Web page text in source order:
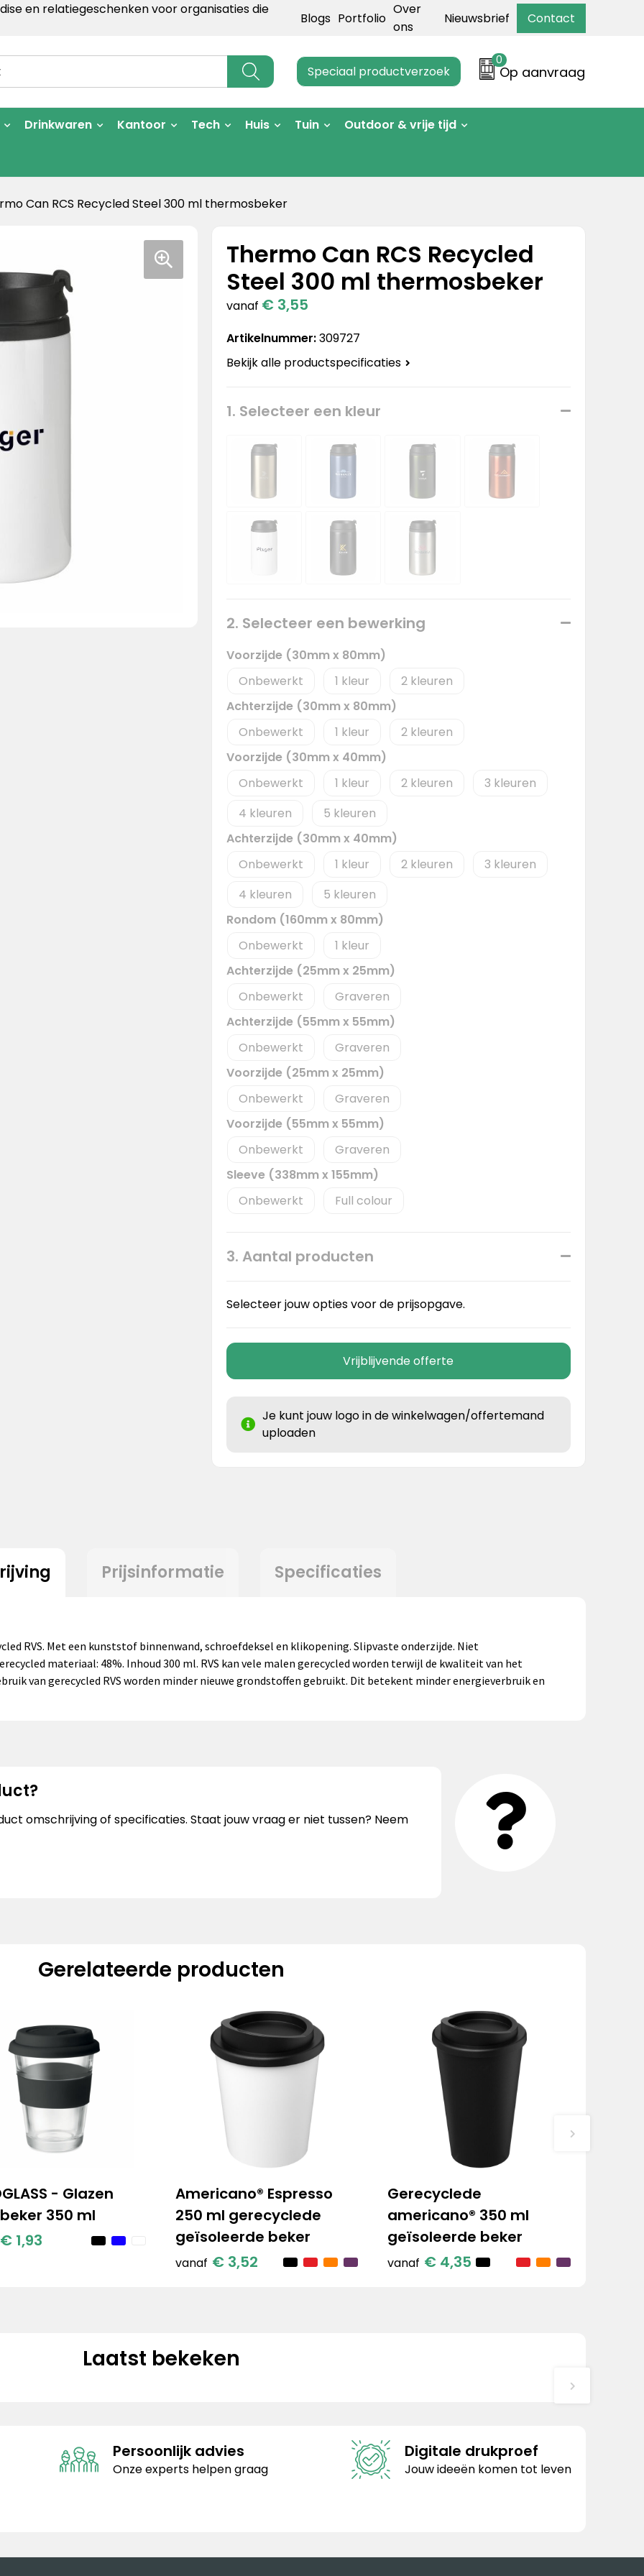
en relatiegeschenken voor organisaties die
Blogs Portfolio
Over
ons
Nieuwsbrief Contact
Speciaal productverzoek
0
Op aanvraag
Drinkwaren Kantoor Tech Huis Tuin Outdoor & vrije tijd
Can RCS Recycled Steel 300 ml thermosbeker
Thermo Can RCS Recycled
Steel 300 ml thermosbeker
vanaf € 3,55
Artikelnummer:309727
Bekijk alle productspecificaties
1. Selecteer een kleur
2. Selecteer een bewerking
Voorzijde (30mm x 80mm)
Onbewerkt
1
2
Achterzijde (30mm x 80mm)
Onbewerkt
1
2
Voorzijde (30mm x 40mm)
Onbewerkt
1 2
3
4
5
Achterzijde (30mm x 40mm)
Onbewerkt
1 2
3
4
5
Rondom (160mm x 80mm)
Onbewerkt
1
Achterzijde (25mm x 25mm)
Onbewerkt
Graveren
Achterzijde (55mm x 55mm)
Onbewerkt
Graveren
Voorzijde (25mm x 25mm)
Onbewerkt
Graveren
Voorzijde (55mm x 55mm)
Onbewerkt
Graveren
Sleeve (338mm x 155mm)
Onbewerkt
Full colour
3. Aantal producten
Selecteer jouw opties voor de prijsopgave.
Vrijblijvende offerte
Je kunt jouw logo in de winkelwagen/offertemand
uploaden
Prijsinformatie Specificaties
RVS. Met een kunststof binnenwand, schroefdeksel en klikopening. Slipvaste onderzijde. Niet
materiaal: 48%. Inhoud 300 ml. RVS kan vele malen gerecycled worden terwijl de kwaliteit van het
van gerecycled RVS worden minder nieuwe grondstoffen gebruikt. Dit betekent minder energieverbruik en
omschrijving of specificaties. Staat jouw vraag er niet tussen? Neem
Gerelateerde producten
- Glazen
350 ml
€ 1,93
Americano® Espresso
250 ml gerecyclede
geïsoleerde beker
vanaf € 3,52
Gerecyclede
americano® 350 ml
geïsoleerde beker
vanaf € 4,35
Laatst bekeken
Persoonlijk advies
Onze experts helpen graag
Digitale drukproef
Jouw ideeën komen tot leven